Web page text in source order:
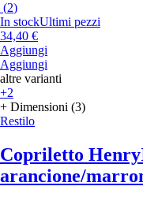
(2)
In stockUltimi pezzi
34,40 €
Aggiungi
Aggiungi
altre varianti
+2
+ Dimensioni (3)
Restilo
Copriletto Henry
arancione/